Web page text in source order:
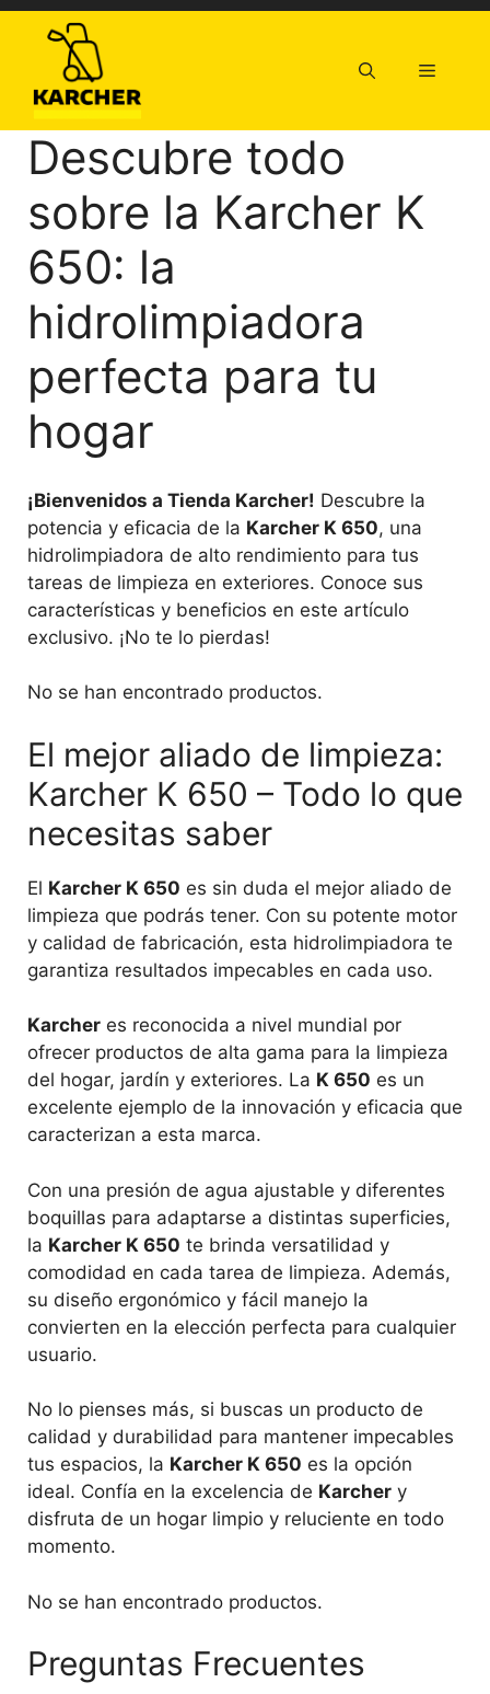
Saltar
contenido
Menú
Descubre todo
sobre la Karcher K
650: la
hidrolimpiadora
perfecta para tu
hogar
¡Bienvenidos a Tienda Karcher! Descubre la
potencia y eficacia de la Karcher K 650, una
hidrolimpiadora de alto rendimiento para tus
tareas de limpieza en exteriores. Conoce sus
características y beneficios en este artículo
exclusivo. ¡No te lo pierdas!
No se han encontrado productos.
El mejor aliado de limpieza:
Karcher K 650 – Todo lo que
necesitas saber
El Karcher K 650 es sin duda el mejor aliado de
limpieza que podrás tener. Con su potente motor
y calidad de fabricación, esta hidrolimpiadora te
garantiza resultados impecables en cada uso.
Karcher es reconocida a nivel mundial por
ofrecer productos de alta gama para la limpieza
del hogar, jardín y exteriores. La K 650 es un
excelente ejemplo de la innovación y eficacia que
caracterizan a esta marca.
Con una presión de agua ajustable y diferentes
boquillas para adaptarse a distintas superficies,
la Karcher K 650 te brinda versatilidad y
comodidad en cada tarea de limpieza. Además,
su diseño ergonómico y fácil manejo la
convierten en la elección perfecta para cualquier
usuario.
No lo pienses más, si buscas un producto de
calidad y durabilidad para mantener impecables
tus espacios, la Karcher K 650 es la opción
ideal. Confía en la excelencia de Karcher y
disfruta de un hogar limpio y reluciente en todo
momento.
No se han encontrado productos.
Preguntas Frecuentes